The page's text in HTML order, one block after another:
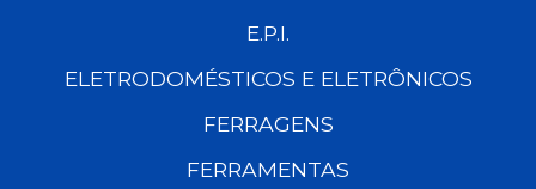
E.P.I.
ELETRODOMÉSTICOS E ELETRÔNICOS
FERRAGENS
FERRAMENTAS